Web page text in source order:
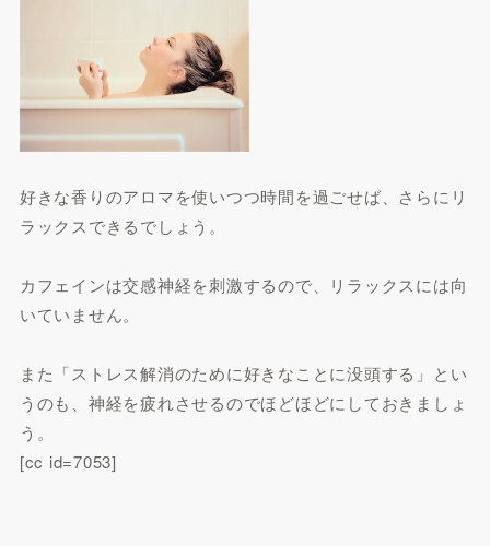
好きな香りのアロマを使いつつ時間を過ごせば、さらにリ
ラックスできるでしょう。
カフェインは交感神経を刺激するので、リラックスには向
いていません。
また「ストレス解消のために好きなことに没頭する」とい
うのも、神経を疲れさせるのでほどほどにしておきましょ
う。
[cc id=7053]